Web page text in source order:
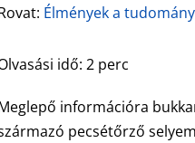
Élmények a
idő:2 perc
információra
pecsétőrző